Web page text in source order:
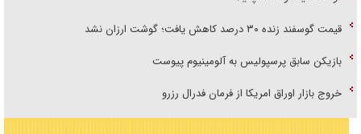
قیمت گوسفند زنده ۳۰ درصد کاهش یافت؛ گوشت ارزان نشد
بازیکن سابق پرسپولیس به آلومینیوم پیوست
خروج بازار اوراق امریکا از فرمان فدرال رزرو